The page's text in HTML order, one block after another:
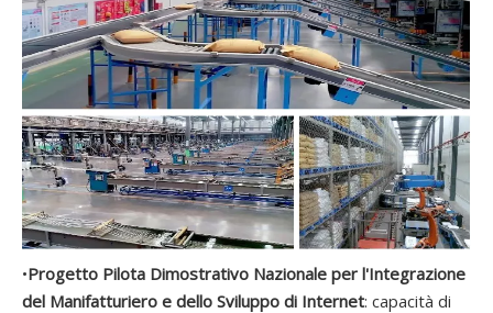
•Progetto Pilota Dimostrativo Nazionale per l'Integrazione
del Manifatturiero e dello Sviluppo di Internet: capacità di